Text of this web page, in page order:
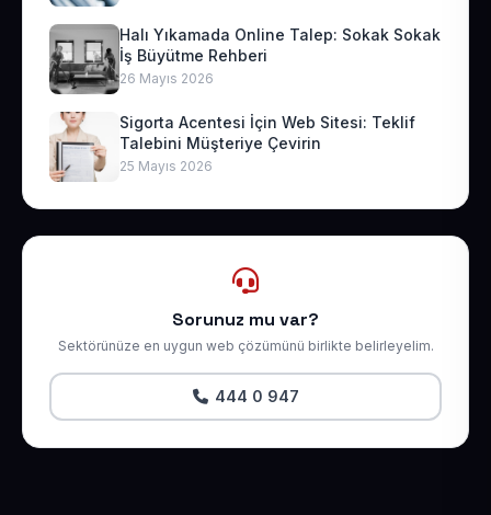
Halı Yıkamada Online Talep: Sokak Sokak
İş Büyütme Rehberi
26 Mayıs 2026
Sigorta Acentesi İçin Web Sitesi: Teklif
Talebini Müşteriye Çevirin
25 Mayıs 2026
Sorunuz mu var?
Sektörünüze en uygun web çözümünü birlikte belirleyelim.
444 0 947